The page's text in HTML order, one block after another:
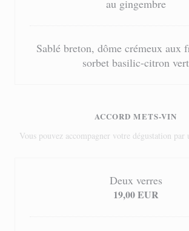
au gingembre
Sablé breton, dôme crémeux aux
sorbet basilic-citron vert
ACCORD METS-VIN
Vous pouvez accompagner votre dégustation
Deux verres
19,00 EUR